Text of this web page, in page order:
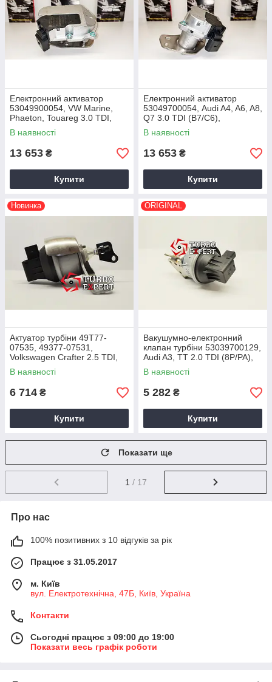
Електронний активатор
53049900054, VW Marine,
Phaeton, Touareg 3.0 TDI,
165/171 Kw, BSP/BMK,
059145702L, 2004+
В наявності
13 653 ₴
Купити
Електронний активатор
53049700054, Audi A4, A6, A8,
Q7 3.0 TDI (B7/C6),
ASB/BKN/BKS/BUG,
059145715F, 2004+
В наявності
13 653 ₴
Купити
Новинка
Актуатор турбіни 49T77-
07535, 49377-07531,
Volkswagen Crafter 2.5 TDI,
CEBB/CECB, 076145701Q,
2006-2011
В наявності
6 714 ₴
Купити
ORIGINAL
Вакушумно-електронний
клапан турбіни 53039700129,
Audi A3, TT 2.0 TDI (8P/PA),
CFFB/CBBB, 103/125 Kw,
2008+
В наявності
5 282 ₴
Купити
Показати ще
1 / 17
Про нас
100% позитивних з 10 відгуків за рік
Працює з 31.05.2017
м. Київ
вул. Електротехнічна, 47Б, Київ, Україна
Контакти
Сьогодні працює з 09:00 до 19:00
Показати весь графік роботи